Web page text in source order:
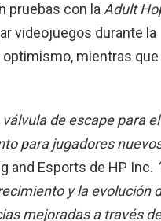
pruebas con laAdult
videojuegos durante la
mientras que
de escape para el
para jugadores
and Esports de HP Inc.
y la evolución
mejoradas a través